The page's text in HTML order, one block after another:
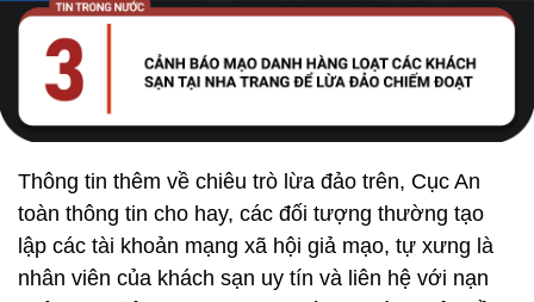
Thông tin thêm về chiêu trò lừa đảo trên, Cục An
toàn thông tin cho hay, các đối tượng thường tạo
lập các tài khoản mạng xã hội giả mạo, tự xưng là
nhân viên của khách sạn uy tín và liên hệ với nạn